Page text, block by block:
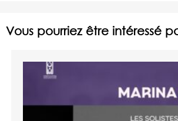
Vous pourriez être intéressé